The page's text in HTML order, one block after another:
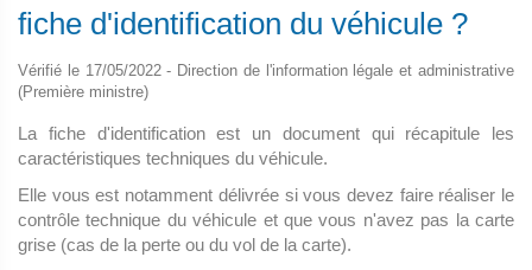
fiche d'identification du véhicule ?
Vérifié le 17/05/2022 - Direction de l'information légale et administrative
(Première ministre)
La fiche d'identification est un document qui récapitule les
caractéristiques techniques du véhicule.
Elle vous est notamment délivrée si vous devez faire réaliser le
contrôle technique du véhicule et que vous n'avez pas la carte
grise (cas de la perte ou du vol de la carte).